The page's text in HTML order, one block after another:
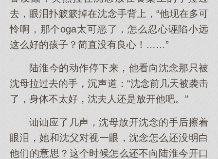
去，眼泪扑簌簌掉在沈念手背上，“他现在多可
怜啊，那个oga太可恶了，怎么忍心诬陷小远
这么好的孩子？简直没有良心！……”
陆淮今的动作停下来，他看向沈念那只被
沈母拉过去的手，沉声道：“沈念前几天被袭击
了，身体不太好，沈夫人还是放开他吧。”
讪讪应了几声，沈母放开沈念的手后擦着
眼泪，她和沈父对视一眼，沈念怎么还没明白
他们的意思？这个时候怎么还不向陆淮今开口